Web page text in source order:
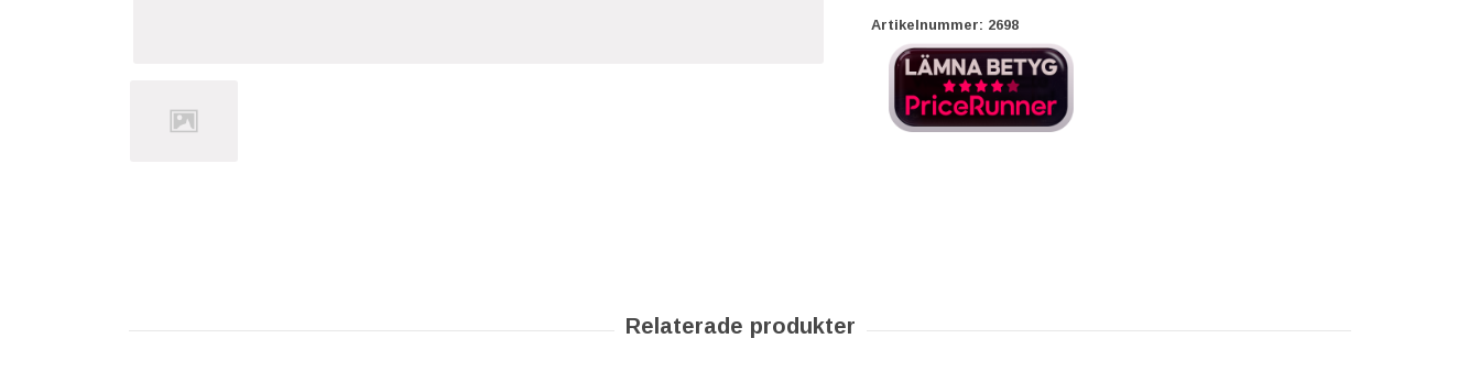
Artikelnummer: 2698